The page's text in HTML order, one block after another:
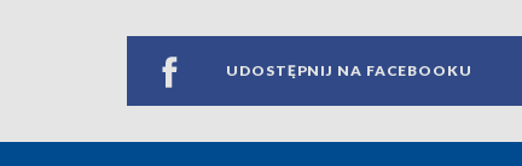
UDOSTĘPNIJ NA FACEBOOKU